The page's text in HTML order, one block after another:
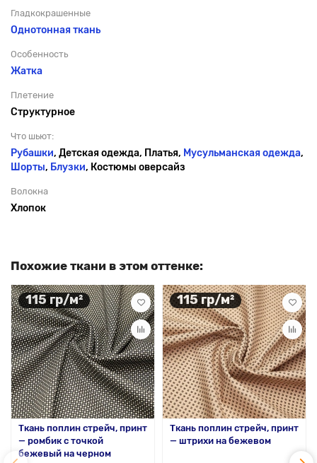
Гладкокрашенные
Однотонная ткань
Особенность
Жатка
Плетение
Структурное
Что шьют:
Рубашки, Детская одежда, Платья, Мусульманская одежда,
Шорты, Блузки, Костюмы оверсайз
Волокна
Хлопок
Похожие ткани в этом оттенке:
115 гр/м²
Ткань поплин стрейч, принт
— ромбик с точкой
бежевый на черном
115 гр/м²
Ткань поплин стрейч, принт
— штрихи на бежевом